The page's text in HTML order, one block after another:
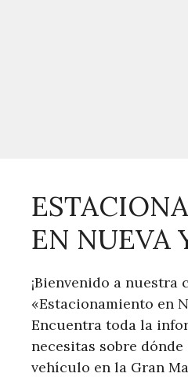
EN NUEVA
¡Bienvenido a nuestra
«Estacionamiento en
Encuentra toda la
necesitas sobre
vehículo en la Gran